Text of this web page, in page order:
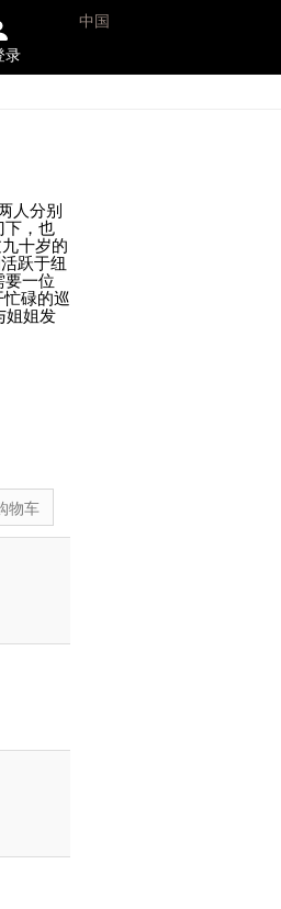
录
中国
人分别
下，也
十岁的
跃于纽
一位
碌的巡
姐姐发